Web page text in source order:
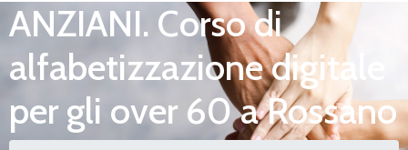
ANZIANI. Corso di
alfabetizzazione digitale
per gli over 60 a Rossano